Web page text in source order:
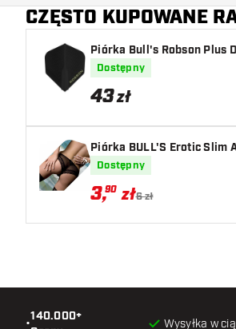
CZĘSTO KUPOWANE
Piórka Bull's Robson Plus
Dostępny
43zł
Piórka BULL'S Erotic Slim
Dostępny
3,90 zł6 zł
•
140.000+
Wysyłka w